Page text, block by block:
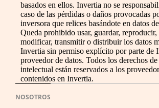
basados en ellos. Invertia no se
caso de las pérdidas o daños provocadas
inversora que relices basándote en datos
Queda prohibido usar, guardar, reproducir,
modificar, transmitir o distribuir los datos
Invertia sin permiso explícito por parte de
proveedor de datos. Todos los derechos
intelectual están reservados a los
contenidos en Invertia.
NOSOTROS